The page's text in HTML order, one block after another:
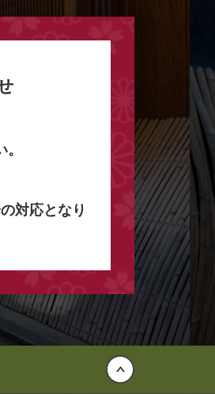
対応となり